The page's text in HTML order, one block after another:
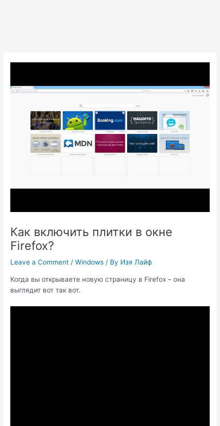
Как включить плитки в окне
Firefox?
Leave a Comment /Windows / By Изя Лайф
Когда вы открываете новую страницу в Firefox – она
выглядит вот так вот.